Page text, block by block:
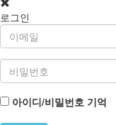
로그인
아이디/비밀번호 기억